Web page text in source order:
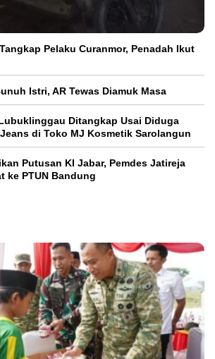
Pelaku Curanmor, Penadah Ikut
Istri, AR Tewas Diamuk Masa
Ditangkap Usai Diduga
di Toko MJ Kosmetik Sarolangun
Putusan KI Jabar, Pemdes Jatireja
ke PTUN Bandung